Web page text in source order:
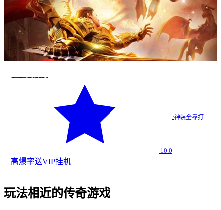
10.0
·神装全靠打
高爆率送VIP挂机
玩法相近的传奇游戏